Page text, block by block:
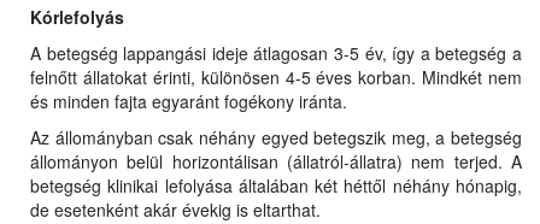
Kórlefolyás
A betegség lappangási ideje átlagosan 3-5 év, így a betegség a
felnőtt állatokat érinti, különösen 4-5 éves korban. Mindkét nem
és minden fajta egyaránt fogékony iránta.
Az állományban csak néhány egyed betegszik meg, a betegség
állományon belül horizontálisan (állatról-állatra) nem terjed. A
betegség klinikai lefolyása általában két héttől néhány hónapig,
de esetenként akár évekig is eltarthat.